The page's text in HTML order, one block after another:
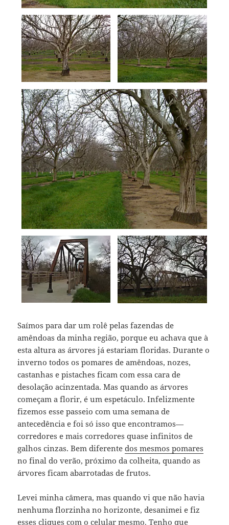
Saímos para dar um rolê pelas fazendas de
amêndoas da minha região, porque eu achava que à
esta altura as árvores já estariam floridas. Durante o
inverno todos os pomares de amêndoas, nozes,
castanhas e pistaches ficam com essa cara de
desolação acinzentada. Mas quando as árvores
começam a florir, é um espetáculo. Infelizmente
fizemos esse passeio com uma semana de
antecedência e foi só isso que encontramos—
corredores e mais corredores quase infinitos de
galhos cinzas. Bem diferentedos mesmos pomares
no final do verão, próximo da colheita, quando as
árvores ficam abarrotadas de frutos.
Levei minha câmera, mas quando vi que não havia
nenhuma florzinha no horizonte, desanimei e fiz
esses cliques com o celular mesmo. Tenho que